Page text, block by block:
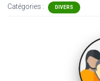
Catégories : DIVERS